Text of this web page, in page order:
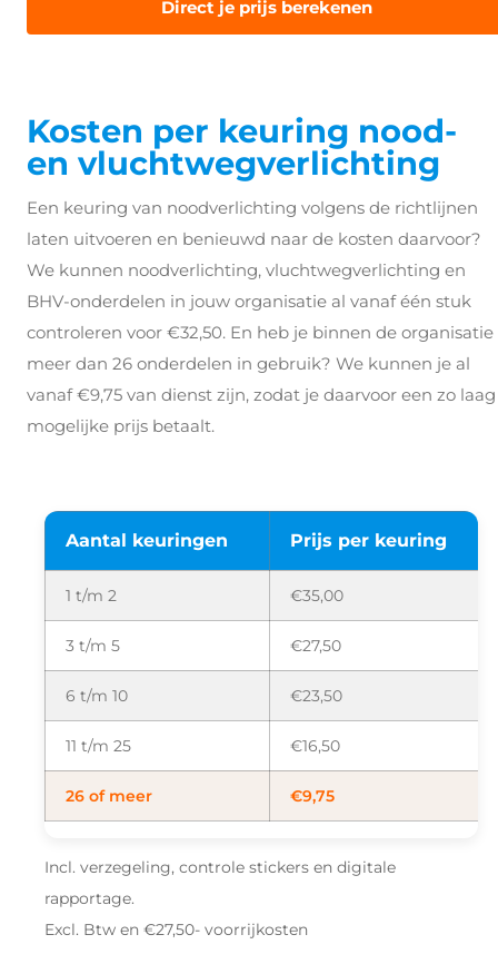
Direct je prijs berekenen
Kosten per keuring nood-
en vluchtwegverlichting
Een keuring van noodverlichting volgens de richtlijnen
laten uitvoeren en benieuwd naar de kosten daarvoor?
We kunnen noodverlichting, vluchtwegverlichting en
BHV-onderdelen in jouw organisatie al vanaf één stuk
controleren voor €32,50. En heb je binnen de organisatie
meer dan 26 onderdelen in gebruik? We kunnen je al
vanaf €9,75 van dienst zijn, zodat je daarvoor een zo laag
mogelijke prijs betaalt.
Aantal keuringen Prijs per keuring
1 t/m 2 €35,00
3 t/m 5 €27,50
6 t/m 10 €23,50
11 t/m 25 €16,50
26 of meer €9,75
Incl. verzegeling, controle stickers en digitale
rapportage.
Excl. Btw en €27,50- voorrijkosten